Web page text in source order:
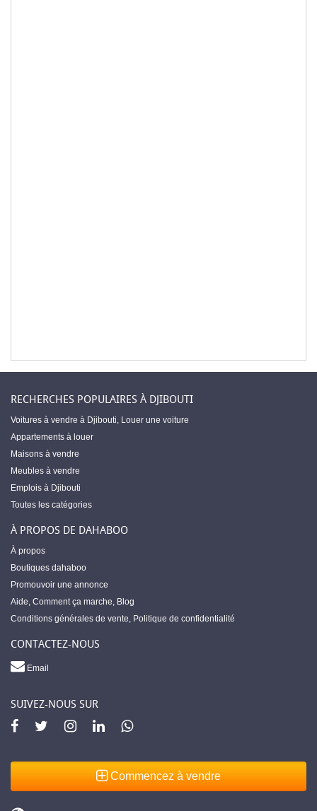
RECHERCHES POPULAIRES À DJIBOUTI
Voitures à vendre à Djibouti, Louer une voiture
Appartements à louer
Maisons à vendre
Meubles à vendre
Emplois à Djibouti
Toutes les catégories
À PROPOS DE DAHABOO
À propos
Boutiques dahaboo
Promouvoir une annonce
Aide, Comment ça marche, Blog
Conditions générales de vente, Politique de confidentialité
CONTACTEZ-NOUS
Email
SUIVEZ-NOUS SUR
Commencez à vendre